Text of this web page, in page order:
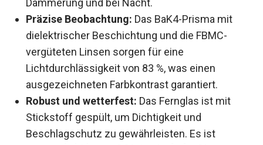
von 7 mm und einer Lichtstärke von 49 bietet
dieses Fernglas hervorragende Sicht in der
Dämmerung und bei Nacht.
Präzise Beobachtung:Das BaK4-Prisma mit
dielektrischer Beschichtung und die FBMC-
vergüteten Linsen sorgen für eine
Lichtdurchlässigkeit von 83 %, was einen
ausgezeichneten Farbkontrast garantiert.
Robust und wetterfest:Das Fernglas ist mit